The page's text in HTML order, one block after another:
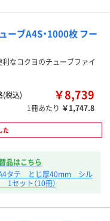
ーブA4S・1000枚 フー
なコクヨのチューブファイ
(税込) ￥8,739
1冊あたり ￥1,747.8
た
品はこちら
タテ とじ厚40mm シル
ット（10冊）